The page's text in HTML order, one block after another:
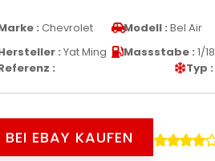
: Chevrolet Modell : Bel Air
: Yat Ming Massstabe : 1/18
:
Typ :
BEI EBAY KAUFEN